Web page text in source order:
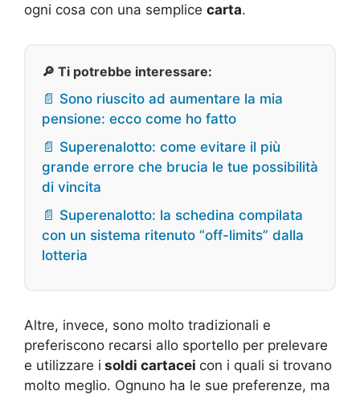
ogni cosa con una semplice carta.
🔎 Ti potrebbe interessare:
📄 Sono riuscito ad aumentare la mia
pensione: ecco come ho fatto
📄 Superenalotto: come evitare il più
grande errore che brucia le tue possibilità
di vincita
📄 Superenalotto: la schedina compilata
con un sistema ritenuto “off-limits” dalla
lotteria
Altre, invece, sono molto tradizionali e
preferiscono recarsi allo sportello per prelevare
e utilizzare i soldi cartacei con i quali si trovano
molto meglio. Ognuno ha le sue preferenze, ma